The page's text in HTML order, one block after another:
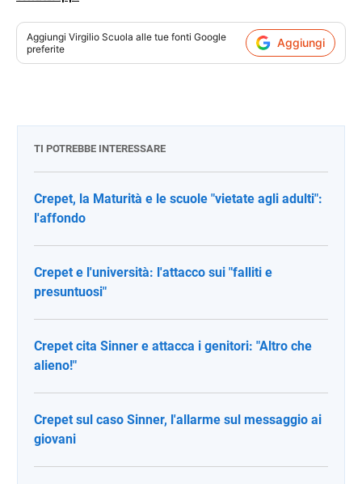
Aggiungi Virgilio Scuola alle tue fonti Google
preferite
Aggiungi
TI POTREBBE INTERESSARE
Crepet, la Maturità e le scuole "vietate agli adulti":
l'affondo
Crepet e l'università: l'attacco sui "falliti e
presuntuosi"
Crepet cita Sinner e attacca i genitori: "Altro che
alieno!"
Crepet sul caso Sinner, l'allarme sul messaggio ai
giovani